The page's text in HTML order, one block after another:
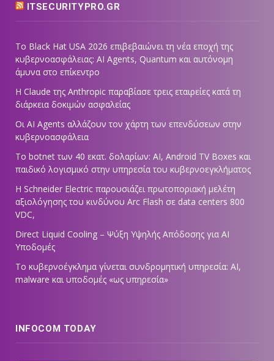
ITSECURITYPRO.GR
Το Black Hat USA 2026 επιβεβαιώνει τη νέα εποχή της
κυβερνοασφάλειας: AI Agents, Quantum και αυτόνομη
άμυνα στο επίκεντρο
Η Claude της Anthropic παραβίασε τρεις εταιρείες κατά τη
διάρκεια δοκιμών ασφαλείας
Οι AI Agents αλλάζουν τον χάρτη των επενδύσεων στην
κυβερνοασφάλεια
Το botnet των 40 εκατ. δολαρίων: AI, Android TV Boxes και
παιδικό λογισμικό στην υπηρεσία του κυβερνοεγκλήματος
Η Schneider Electric παρουσιάζει πρωτοποριακή μελέτη
αξιολόγησης του κινδύνου Arc Flash σε data centers 800
VDC,
Direct Liquid Cooling – Ψύξη Υψηλής Απόδοσης για AI
Υποδομές
Το κυβερνοέγκλημα γίνεται συνδρομητική υπηρεσία: AI,
malware και υποδομές «ως υπηρεσία»
INFOCOM TODAY